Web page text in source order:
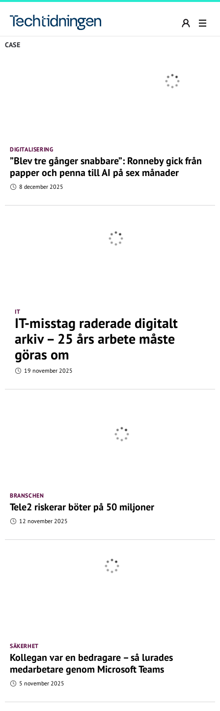
CASE
DIGITALISERING
”Blev tre gånger snabbare”: Ronneby gick från
papper och penna till AI på sex månader
8 december 2025
IT
IT-misstag raderade digitalt
arkiv – 25 års arbete måste
göras om
19 november 2025
BRANSCHEN
Tele2 riskerar böter på 50 miljoner
12 november 2025
SÄKERHET
Kollegan var en bedragare – så lurades
medarbetare genom Microsoft Teams
5 november 2025